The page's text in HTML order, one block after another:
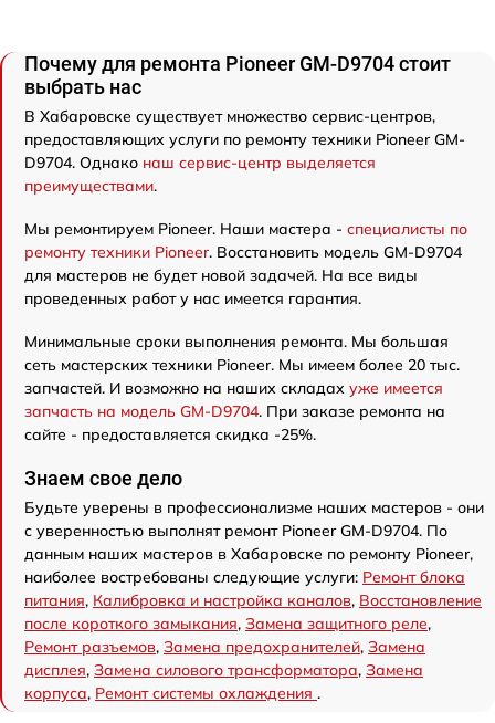
Почему для ремонта Pioneer GM-D9704 стоит
выбрать нас
В Хабаровске существует множество сервис-центров,
предоставляющих услуги по ремонту техники Pioneer GM-
D9704. Однако наш сервис-центр выделяется
преимуществами.
Мы ремонтируем Pioneer. Наши мастера - специалисты по
ремонту техники Pioneer. Восстановить модель GM-D9704
для мастеров не будет новой задачей. На все виды
проведенных работ у нас имеется гарантия.
Минимальные сроки выполнения ремонта. Мы большая
сеть мастерских техники Pioneer. Мы имеем более 20 тыс.
запчастей. И возможно на наших складах уже имеется
запчасть на модель GM-D9704. При заказе ремонта на
сайте - предоставляется скидка -25%.
Знаем свое дело
Будьте уверены в профессионализме наших мастеров - они
с уверенностью выполнят ремонт Pioneer GM-D9704. По
данным наших мастеров в Хабаровске по ремонту Pioneer,
наиболее востребованы следующие услуги: Ремонт блока
питания, Калибровка и настройка каналов, Восстановление
после короткого замыкания, Замена защитного реле,
Ремонт разъемов, Замена предохранителей, Замена
дисплея, Замена силового трансформатора, Замена
корпуса, Ремонт системы охлаждения .